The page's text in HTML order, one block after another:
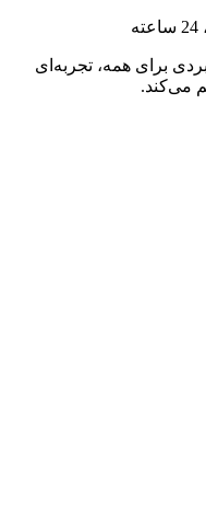
برای همه، تجربه‌ای
می‌کند.